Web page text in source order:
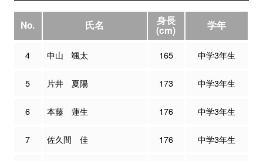
No. 氏名 身長
(cm) 学年
4 中山 颯太 165 中学3年生
5 片井 夏陽 173 中学3年生
6 本藤 蓮生 176 中学3年生
7 佐久間 佳 176 中学3年生